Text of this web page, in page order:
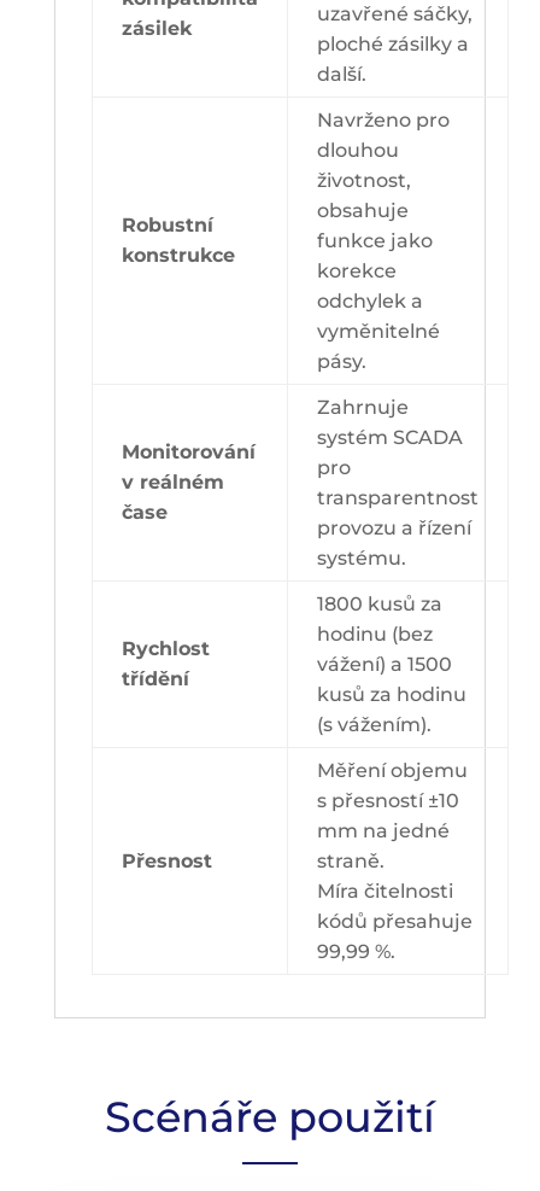
zásilek
uzavřené sáčky,
ploché zásilky a
další.
Robustní
konstrukce
Navrženo pro
dlouhou
životnost,
obsahuje
funkce jako
korekce
odchylek a
vyměnitelné
pásy.
Monitorování
v reálném
čase
Zahrnuje
systém SCADA
pro
transparentnost
provozu a řízení
systému.
Rychlost
třídění
1800 kusů za
hodinu (bez
vážení) a 1500
kusů za hodinu
(s vážením).
Přesnost
Měření objemu
s přesností ±10
mm na jedné
straně.
Míra čitelnosti
kódů přesahuje
99,99 %.
Scénáře použití